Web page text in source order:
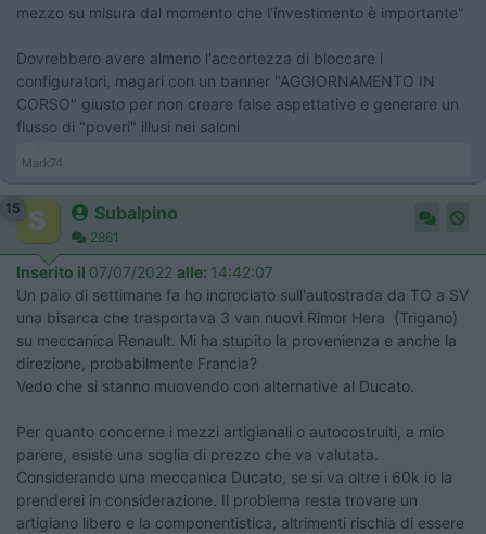
mezzo su misura dal momento che l'investimento è importante"
Dovrebbero avere almeno l'accortezza di bloccare i
configuratori, magari con un banner "AGGIORNAMENTO IN
CORSO" giusto per non creare false aspettative e generare un
flusso di "poveri" illusi nei saloni
Mark74
15 Subalpino
2861
Inserito il 07/07/2022 alle: 14:42:07
Un paio di settimane fa ho incrociato sull'autostrada da TO a SV
una bisarca che trasportava 3 van nuovi Rimor Hera (Trigano)
su meccanica Renault. Mi ha stupito la provenienza e anche la
direzione, probabilmente Francia?
Vedo che si stanno muovendo con alternative al Ducato.
Per quanto concerne i mezzi artigianali o autocostruiti, a mio
parere, esiste una soglia di prezzo che va valutata.
Considerando una meccanica Ducato, se si va oltre i 60k io la
prenderei in considerazione. Il problema resta trovare un
artigiano libero e la componentistica, altrimenti rischia di essere